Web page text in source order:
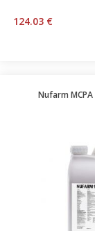
124.03 €
Nufarm